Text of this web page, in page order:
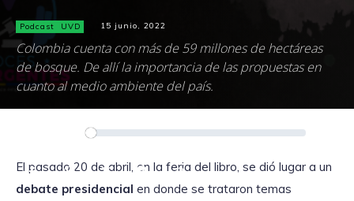
Podcast UVD 15 junio, 2022
Colombia cuenta con más de 59 millones de hectáreas
de bosque. De allí la importancia de las propuestas en
cuanto al medio ambiente del país.
El pasado 20 de abril, en la feria del libro, se dió lugar a un
debate presidencial en donde se trataron temas